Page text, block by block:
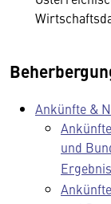
Ankünfte &
und